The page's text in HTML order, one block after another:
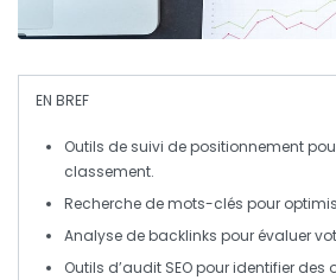
EN BREF
Outils de suivi de positionnement
classement.
Recherche de mots-clés pour
Analyse de backlinks pour évaluer
Outils d’audit SEOpour identifier des